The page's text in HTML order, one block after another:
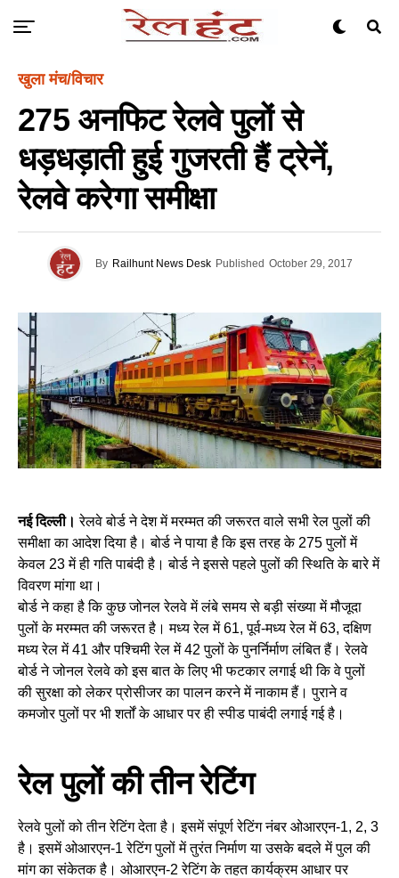
खुला मंच/विचार
275 अनफिट रेलवे पुलों से
धड़धड़ाती हुई गुजरती हैं ट्रेनें,
रेलवे करेगा समीक्षा
By Railhunt News Desk Published October 29, 2017
नई दिल्ली। रेलवे बोर्ड ने देश में मरम्मत की जरूरत वाले सभी रेल पुलों की
समीक्षा का आदेश दिया है। बोर्ड ने पाया है कि इस तरह के 275 पुलों में
केवल 23 में ही गति पाबंदी है। बोर्ड ने इससे पहले पुलों की स्थिति के बारे में
विवरण मांगा था।
बोर्ड ने कहा है कि कुछ जोनल रेलवे में लंबे समय से बड़ी संख्या में मौजूदा
पुलों के मरम्मत की जरूरत है। मध्य रेल में 61, पूर्व-मध्य रेल में 63, दक्षिण
मध्य रेल में 41 और पश्चिमी रेल में 42 पुलों के पुनर्निर्माण लंबित हैं। रेलवे
बोर्ड ने जोनल रेलवे को इस बात के लिए भी फटकार लगाई थी कि वे पुलों
की सुरक्षा को लेकर प्रोसीजर का पालन करने में नाकाम हैं। पुराने व
कमजोर पुलों पर भी शर्तों के आधार पर ही स्पीड पाबंदी लगाई गई है।
रेल पुलों की तीन रेटिंग
रेलवे पुलों को तीन रेटिंग देता है। इसमें संपूर्ण रेटिंग नंबर ओआरएन-1, 2, 3
है। इसमें ओआरएन-1 रेटिंग पुलों में तुरंत निर्माण या उसके बदले में पुल की
मांग का संकेतक है। ओआरएन-2 रेटिंग के तहत कार्यक्रम आधार पर